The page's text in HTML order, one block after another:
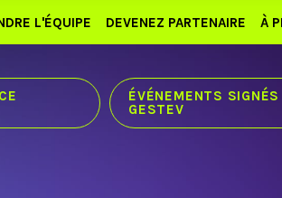
L'ÉQUIPE DEVENEZ PARTENAIRE À
ÉVÉNEMENTS SIGNÉS
GESTEV